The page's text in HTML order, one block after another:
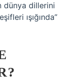
dünya dillerini
ışığında”